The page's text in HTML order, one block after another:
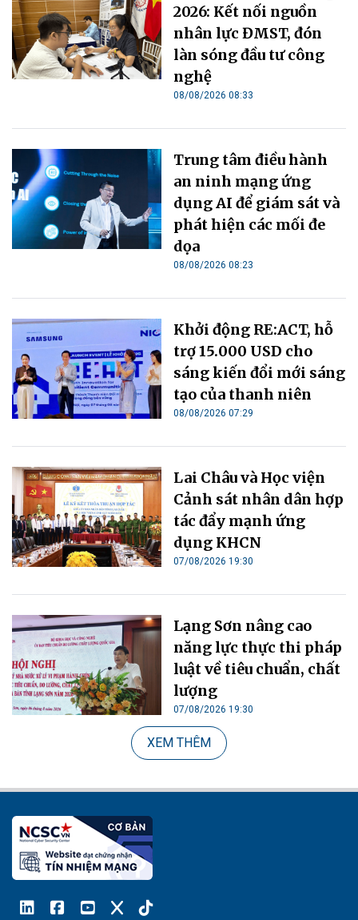
2026: Kết nối nguồn
nhân lực ĐMST, đón
làn sóng đầu tư công
nghệ
08/08/2026 08:33
Trung tâm điều hành
an ninh mạng ứng
dụng AI để giám sát và
phát hiện các mối đe
dọa
08/08/2026 08:23
Khởi động RE:ACT, hỗ
trợ 15.000 USD cho
sáng kiến đổi mới sáng
tạo của thanh niên
08/08/2026 07:29
Lai Châu và Học viện
Cảnh sát nhân dân hợp
tác đẩy mạnh ứng
dụng KHCN
07/08/2026 19:30
Lạng Sơn nâng cao
năng lực thực thi pháp
luật về tiêu chuẩn, chất
lượng
07/08/2026 19:30
XEM THÊM